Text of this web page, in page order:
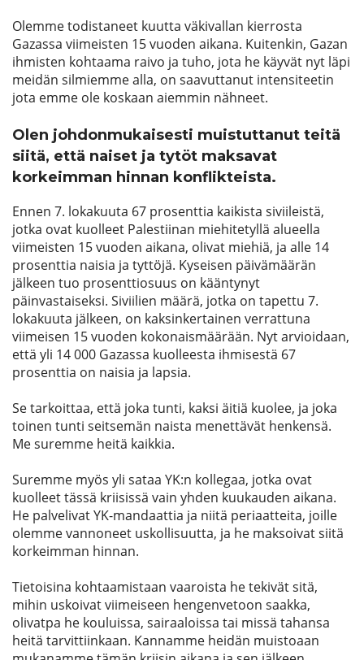
Olemme todistaneet kuutta väkivallan kierrosta
Gazassa viimeisten 15 vuoden aikana. Kuitenkin, Gazan
ihmisten kohtaama raivo ja tuho, jota he käyvät nyt läpi
meidän silmiemme alla, on saavuttanut intensiteetin
jota emme ole koskaan aiemmin nähneet.
Olen johdonmukaisesti muistuttanut teitä
siitä, että naiset ja tytöt maksavat
korkeimman hinnan konflikteista.
Ennen 7. lokakuuta 67 prosenttia kaikista siviileistä,
jotka ovat kuolleet Palestiinan miehitetyllä alueella
viimeisten 15 vuoden aikana, olivat miehiä, ja alle 14
prosenttia naisia ja tyttöjä. Kyseisen päivämäärän
jälkeen tuo prosenttiosuus on kääntynyt
päinvastaiseksi. Siviilien määrä, jotka on tapettu 7.
lokakuuta jälkeen, on kaksinkertainen verrattuna
viimeisen 15 vuoden kokonaismäärään. Nyt arvioidaan,
että yli 14 000 Gazassa kuolleesta ihmisestä 67
prosenttia on naisia ja lapsia.
Se tarkoittaa, että joka tunti, kaksi äitiä kuolee, ja joka
toinen tunti seitsemän naista menettävät henkensä.
Me suremme heitä kaikkia.
Suremme myös yli sataa YK:n kollegaa, jotka ovat
kuolleet tässä kriisissä vain yhden kuukauden aikana.
He palvelivat YK-mandaattia ja niitä periaatteita, joille
olemme vannoneet uskollisuutta, ja he maksoivat siitä
korkeimman hinnan.
Tietoisina kohtaamistaan vaaroista he tekivät sitä,
mihin uskoivat viimeiseen hengenvetoon saakka,
olivatpa he kouluissa, sairaaloissa tai missä tahansa
heitä tarvittiinkaan. Kannamme heidän muistoaan